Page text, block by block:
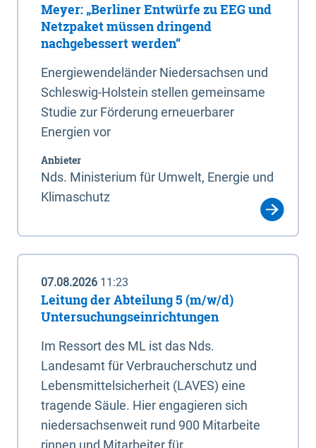
Meyer: „Berliner Entwürfe zu EEG und
Netzpaket müssen dringend
nachgebessert werden“
Energiewendeländer Niedersachsen und
Schleswig-Holstein stellen gemeinsame
Studie zur Förderung erneuerbarer
Energien vor
Anbieter
Nds. Ministerium für Umwelt, Energie und
Klimaschutz
07.08.2026 11:23
Leitung der Abteilung 5 (m/w/d)
Untersuchungseinrichtungen
Im Ressort des ML ist das Nds.
Landesamt für Verbraucherschutz und
Lebensmittelsicherheit (LAVES) eine
tragende Säule. Hier engagieren sich
niedersachsenweit rund 900 Mitarbeite